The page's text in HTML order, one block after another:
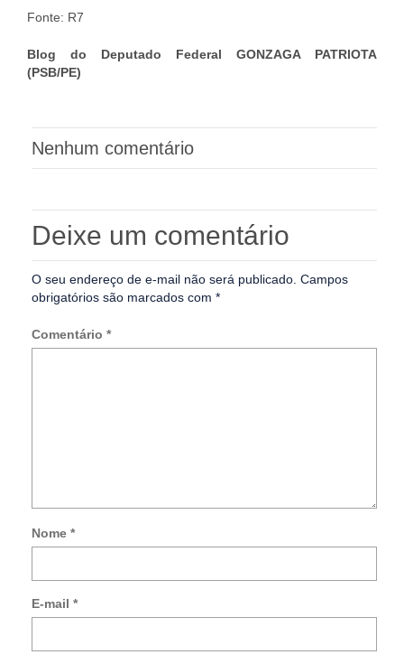
Fonte: R7
Blog do Deputado Federal GONZAGA PATRIOTA
(PSB/PE)
Nenhum comentário
Deixe um comentário
O seu endereço de e-mail não será publicado. Campos
obrigatórios são marcados com *
Comentário *
Nome *
E-mail *